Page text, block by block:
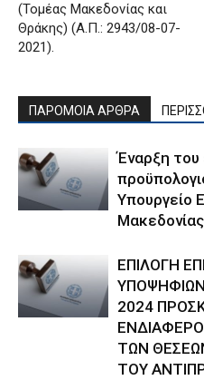
(Τομέας Μακεδονίας και
Θράκης) (Α.Π.: 2943/08-07-
2021).
ΠΑΡΟΜΟΙΑ ΑΡΘΡΑ
Έναρξη του
Υπουργείο
ΕΠΙΛΟΓΗ
2024
ΤΩΝ
ΤΟΥ